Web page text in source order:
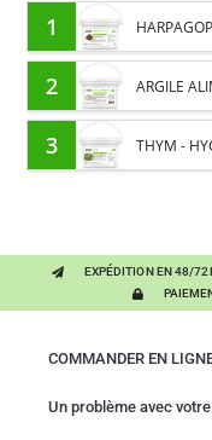
1
2 ARGILE
3 THYM -
EXPÉDITION EN 48/
COMMANDER EN
Un problème avec